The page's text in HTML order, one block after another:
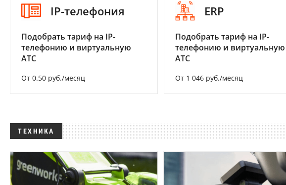
IP-телефония
Подобрать тариф на IP-
телефонию и виртуальную
АТС
От 0.50 руб./месяц
ERP
Подобрать тариф на IP-
телефонию и виртуальную
АТС
От 1 046 руб./месяц
ТЕХНИКА